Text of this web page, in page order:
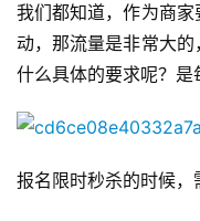
我们都知道，作为商
动，那流量是非常大的
什么具体的要求呢？是
报名限时秒杀的时候